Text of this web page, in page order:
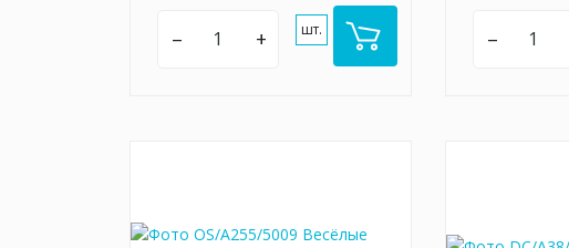
– + шт. –